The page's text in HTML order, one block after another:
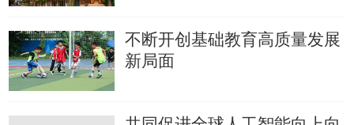
不断开创基础教育高质量发展
新局面